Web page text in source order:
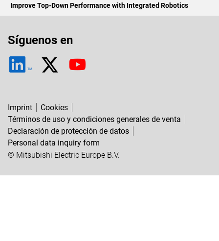
Improve Top-Down Performance with Integrated Robotics
Síguenos en
TM
Imprint
Cookies
Términos de uso y condiciones generales de venta
Declaración de protección de datos
Personal data inquiry form
© Mitsubishi Electric Europe B.V.